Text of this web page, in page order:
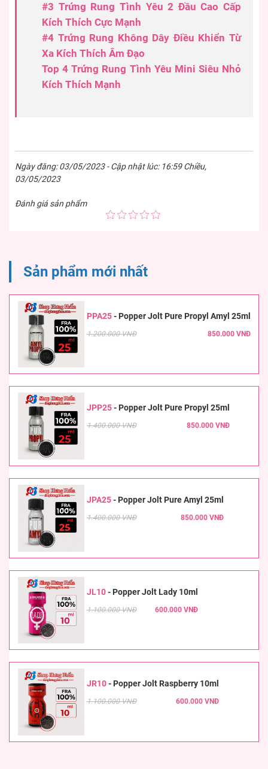
#3 Trứng Rung Tình Yêu 2 Đầu Cao Cấp
Kích Thích Cực Mạnh
#4 Trứng Rung Không Dây Điều Khiển Từ
Xa Kích Thích Âm Đạo
Top 4 Trứng Rung Tình Yêu Mini Siêu Nhỏ
Kích Thích Mạnh
Ngày đăng: 03/05/2023 - Cập nhật lúc: 16:59 Chiều,
03/05/2023
Đánh giá sản phẩm
Sản phẩm mới nhất
PPA25- Popper Jolt Pure Propyl Amyl 25ml
1.200.000 VNĐ 850.000 VNĐ
JPP25- Popper Jolt Pure Propyl 25ml
1.400.000 VNĐ 850.000 VNĐ
JPA25- Popper Jolt Pure Amyl 25ml
1.400.000 VNĐ 850.000 VNĐ
JL10- Popper Jolt Lady 10ml
1.100.000 VNĐ 600.000 VNĐ
JR10- Popper Jolt Raspberry 10ml
1.100.000 VNĐ 600.000 VNĐ